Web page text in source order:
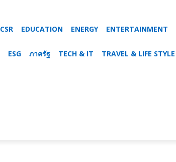
CSR EDUCATION ENERGY ENTERTAINMENT
ESG ภาครัฐ TECH & IT TRAVEL & LIFE STYLE